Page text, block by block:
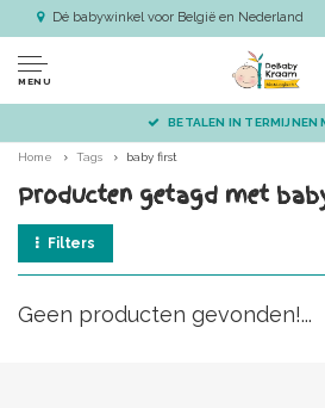
Dé babywinkel voor België en Nederland
MENU
BETALEN IN TERMIJNEN
Home Tags baby first
Producten getagd met
Filters
Geen producten gevonden!...